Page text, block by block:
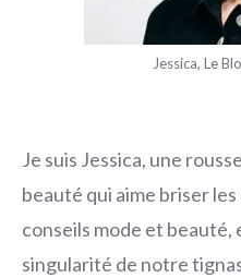
Jessica, Le
Je suis Jessica, une
beauté qui aime briser
conseils mode et beauté,
singularité de notre